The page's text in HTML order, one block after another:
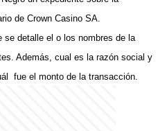
de Crown Casino SA.
se detalle el o los nombres de la
Además, cual es la razón social y
fue el monto de la transacción.